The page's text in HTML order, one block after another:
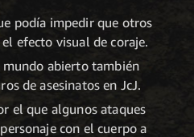
podía impedir que otros
efecto visual de coraje.
mundo abierto también
de asesinatos en JcJ.
el que algunos ataques
con el cuerpo a